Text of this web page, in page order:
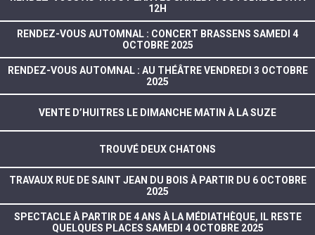
12H
RENDEZ-VOUS AUTOMNAL : CONCERT BRASSENS SAMEDI 4
OCTOBRE 2025
RENDEZ-VOUS AUTOMNAL : AU THÉÂTRE VENDREDI 3 OCTOBRE
2025
VENTE D’HUITRES LE DIMANCHE MATIN À LA SUZE
TROUVÉ DEUX CHATONS
TRAVAUX RUE DE SAINT JEAN DU BOIS À PARTIR DU 6 OCTOBRE
2025
SPECTACLE À PARTIR DE 4 ANS À LA MÉDIATHÈQUE, IL RESTE
QUELQUES PLACES SAMEDI 4 OCTOBRE 2025